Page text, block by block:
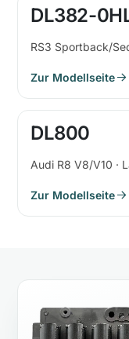
DL382-
RS3 Sportback/
Zur Modellseite
DL800
Audi R8 V8/V10 ·
Zur Modellseite